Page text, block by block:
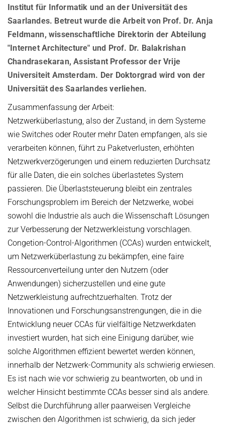
OMBUDSMANN FÜR GUTE WISSENSCHAFTLICHE PRAXIS UND
BETRIEBSARZT
JUBILÄEN
25 Jahre MPI-INF
Institut für Informatik und an der Universität des
Saarlandes. Betreut wurde die Arbeit von Prof. Dr. Anja
Feldmann, wissenschaftliche Direktorin der Abteilung
"Internet Architecture" und Prof. Dr. Balakrishan
Chandrasekaran, Assistant Professor der Vrije
Universiteit Amsterdam. Der Doktorgrad wird von der
Universität des Saarlandes verliehen.
Zusammenfassung der Arbeit:
Netzwerküberlastung, also der Zustand, in dem Systeme
wie Switches oder Router mehr Daten empfangen, als sie
verarbeiten können, führt zu Paketverlusten, erhöhten
Netzwerkverzögerungen und einem reduzierten Durchsatz
für alle Daten, die ein solches überlastetes System
passieren. Die Überlaststeuerung bleibt ein zentrales
Forschungsproblem im Bereich der Netzwerke, wobei
sowohl die Industrie als auch die Wissenschaft Lösungen
zur Verbesserung der Netzwerkleistung vorschlagen.
Congetion-Control-Algorithmen (CCAs) wurden entwickelt,
um Netzwerküberlastung zu bekämpfen, eine faire
Ressourcenverteilung unter den Nutzern (oder
Anwendungen) sicherzustellen und eine gute
Netzwerkleistung aufrechtzuerhalten. Trotz der
Innovationen und Forschungsanstrengungen, die in die
Entwicklung neuer CCAs für vielfältige Netzwerkdaten
investiert wurden, hat sich eine Einigung darüber, wie
solche Algorithmen effizient bewertet werden können,
innerhalb der Netzwerk-Community als schwierig erwiesen.
Es ist nach wie vor schwierig zu beantworten, ob und in
welcher Hinsicht bestimmte CCAs besser sind als andere.
Selbst die Durchführung aller paarweisen Vergleiche
zwischen den Algorithmen ist schwierig, da sich jeder